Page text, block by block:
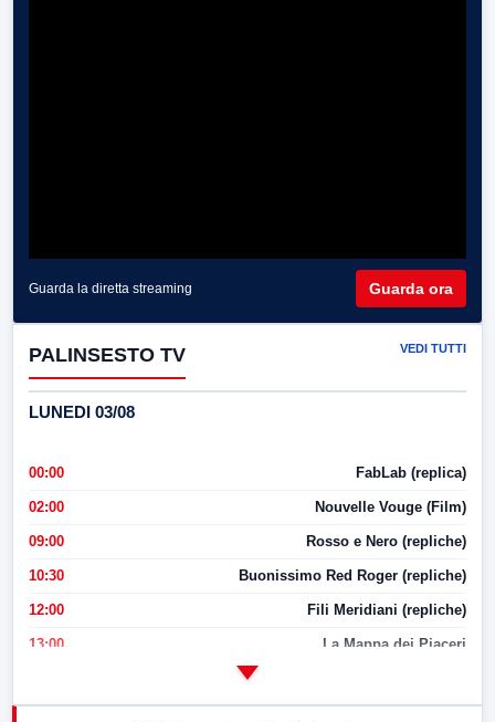
Guarda la diretta streaming Guarda ora
PALINSESTO TV VEDI TUTTI
LUNEDI 03/08
00:00 FabLab (replica)
02:00 Nouvelle Vouge (Film)
09:00 Rosso e Nero (repliche)
10:30 Buonissimo Red Roger (repliche)
12:00 Fili Meridiani (repliche)
13:00 La Mappa dei Piaceri